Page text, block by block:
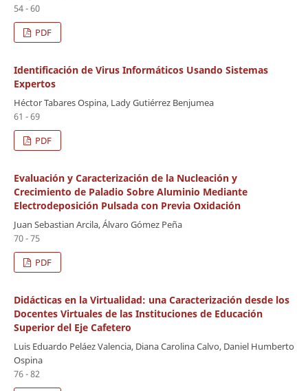
54 - 60
PDF
Identificación de Virus Informáticos Usando Sistemas
Expertos
Héctor Tabares Ospina, Lady Gutiérrez Benjumea
61 - 69
PDF
Evaluación y Caracterización de la Nucleación y
Crecimiento de Paladio Sobre Aluminio Mediante
Electrodeposición Pulsada con Previa Oxidación
Juan Sebastian Arcila, Álvaro Gómez Peña
70 - 75
PDF
Didácticas en la Virtualidad: una Caracterización desde los
Docentes Virtuales de las Instituciones de Educación
Superior del Eje Cafetero
Luis Eduardo Peláez Valencia, Diana Carolina Calvo, Daniel Humberto
Ospina
76 - 82